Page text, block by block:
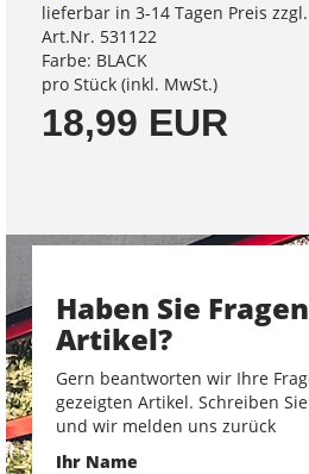
lieferbar in 3-14 Tagen Preis
Art.Nr. 531122
Farbe: BLACK
pro Stück (inkl. MwSt.)
18,99 EUR
Haben Sie
Artikel?
Gern beantworten wir Ihre
gezeigten Artikel. Schreiben
und wir melden uns zurück
Ihr Name